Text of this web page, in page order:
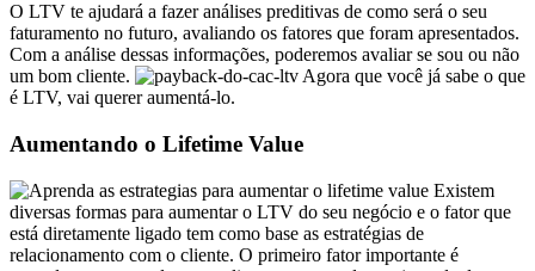
O LTV te ajudará a fazer análises preditivas de como será o seu
faturamento no futuro, avaliando os fatores que foram apresentados.
Com a análise dessas informações, poderemos avaliar se sou ou não
um bom cliente.
Agora que você já sabe o que
é LTV, vai querer aumentá-lo.
Aumentando o Lifetime Value
Existem
diversas formas para aumentar o LTV do seu negócio e o fator que
está diretamente ligado tem como base as estratégias de
relacionamento com o cliente. O primeiro fator importante é